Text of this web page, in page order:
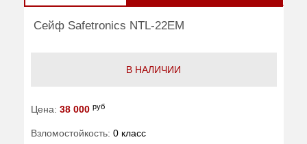
Сейф Safetronics NTL-22EM
В НАЛИЧИИ
Цена: 38 000 руб
Взломостойкость: 0 класс